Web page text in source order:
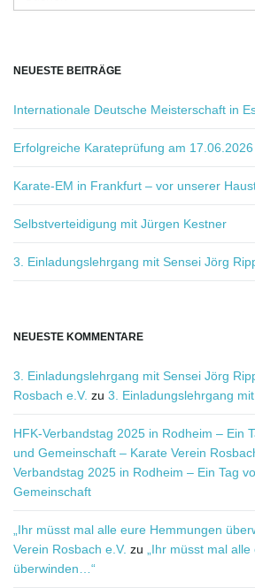
u
b
g
r
i
f
f
.
.
.
NEUESTE BEITRÄGE
Internationale Deutsche Meisterschaft in
Erfolgreiche Karateprüfung am 17.06.2026
Karate-EM in Frankfurt – vor unserer
Selbstverteidigung mit Jürgen Kestner
3. Einladungslehrgang mit Sensei Jörg
NEUESTE KOMMENTARE
3. Einladungslehrgang mit Sensei Jörg
Rosbach e.V. zu 3. Einladungslehrgang
HFK-Verbandstag 2025 in Rodheim – Ein
und Gemeinschaft – Karate Verein
Verbandstag 2025 in Rodheim – Ein Tag
Gemeinschaft
„Ihr müsst mal alle eure Hemmungen
Verein Rosbach e.V. zu
„Ihr müsst mal
überwinden…“